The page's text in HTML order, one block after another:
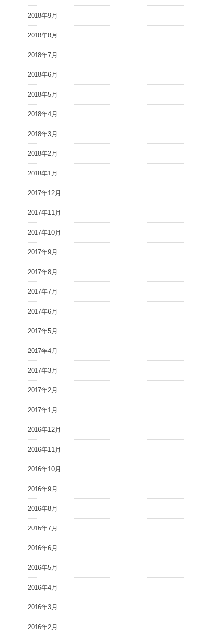
2018年9月
2018年8月
2018年7月
2018年6月
2018年5月
2018年4月
2018年3月
2018年2月
2018年1月
2017年12月
2017年11月
2017年10月
2017年9月
2017年8月
2017年7月
2017年6月
2017年5月
2017年4月
2017年3月
2017年2月
2017年1月
2016年12月
2016年11月
2016年10月
2016年9月
2016年8月
2016年7月
2016年6月
2016年5月
2016年4月
2016年3月
2016年2月